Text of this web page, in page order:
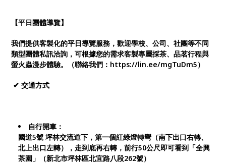
【平日團體導覽】
我們提供客製化的平日導覽服務，歡迎學校、公司、社團等不同
類型團體私訊洽詢，可根據您的需求客製專屬採茶、品茗行程與
螢火蟲漫步體驗。（聯絡我們：https://lin.ee/mgTuDm5）
✔ 交通方式
自行開車：
國道5號 坪林交流道下，第一個紅綠燈轉彎（南下出口右轉、
北上出口左轉），走到底再右轉，前行50公尺即可看到「全興
茶園」（新北市坪林區北宜路八段262號）